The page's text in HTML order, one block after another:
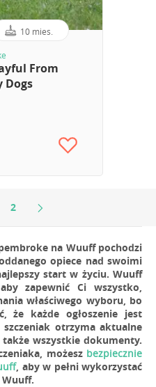
10 mies.
From
Dogs
2
na Wuuff pochodzi
opiece nad swoimi
start w życiu. Wuuff
zapewnić Ci wszystko,
właściwego wyboru, bo
że każde ogłoszenie jest
otrzyma aktualne
wszystkie dokumenty.
możesz bezpiecznie
, aby w pełni wykorzystać